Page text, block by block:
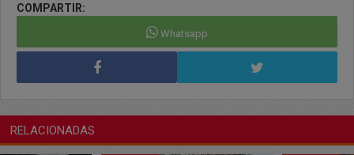
COMPARTIR:
Whatsapp
RELACIONADAS